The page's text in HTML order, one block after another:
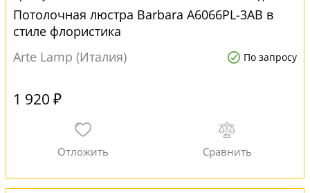
Потолочная люстра Barbara A6066PL-3AB в
стиле флористика
Arte Lamp (Италия)
По запросу
1 920 ₽